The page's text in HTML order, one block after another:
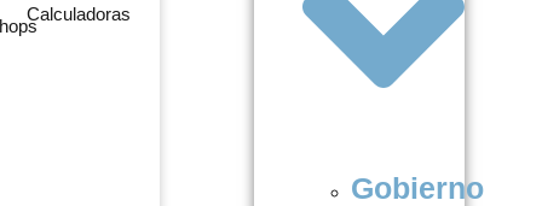
Calculadoras
Gobierno